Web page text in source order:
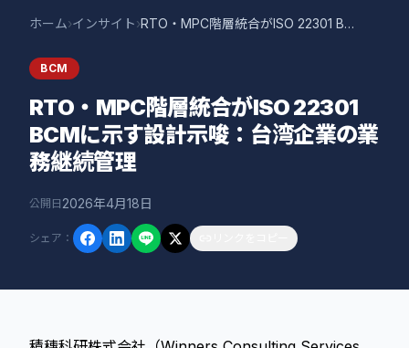
ホーム›インサイト› RTO・MPC階層統合がISO 22301 BCMに示す設計示唆：台湾企業の業務継続管理
BCM
RTO・MPC階層統合がISO 22301
BCMに示す設計示唆：台湾企業の業
務継続管理
公開日 2026年4月18日
シェア ：